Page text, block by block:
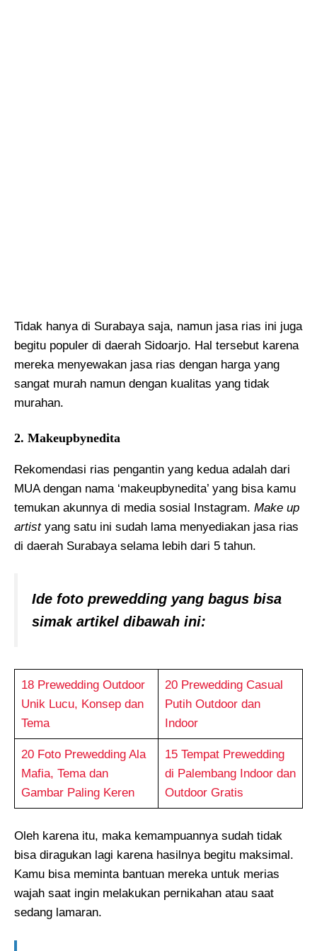
Tidak hanya di Surabaya saja, namun jasa rias ini juga
begitu populer di daerah Sidoarjo. Hal tersebut karena
mereka menyewakan jasa rias dengan harga yang
sangat murah namun dengan kualitas yang tidak
murahan.
2. Makeupbynedita
Rekomendasi rias pengantin yang kedua adalah dari
MUA dengan nama ‘makeupbynedita’ yang bisa kamu
temukan akunnya di media sosial Instagram. Make up
artist yang satu ini sudah lama menyediakan jasa rias
di daerah Surabaya selama lebih dari 5 tahun.
Ide foto prewedding yang bagus bisa
simak artikel dibawah ini:
18 Prewedding Outdoor
Unik Lucu, Konsep dan
Tema
20 Prewedding Casual
Putih Outdoor dan
Indoor
20 Foto Prewedding Ala
Mafia, Tema dan
Gambar Paling Keren
15 Tempat Prewedding
di Palembang Indoor dan
Outdoor Gratis
Oleh karena itu, maka kemampuannya sudah tidak
bisa diragukan lagi karena hasilnya begitu maksimal.
Kamu bisa meminta bantuan mereka untuk merias
wajah saat ingin melakukan pernikahan atau saat
sedang lamaran.